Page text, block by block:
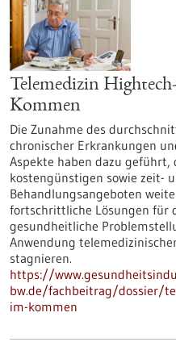
Telemedizin
Kommen
Die Zunahme des
chronischer Erkrankungen
Aspekte haben dazu geführt,
kostengünstigen sowie zeit-
Behandlungsangeboten
fortschrittliche Lösungen für
gesundheitliche
Anwendung
stagnieren.
https://
bw.de/fachbeitrag/dossier/
im-kommen